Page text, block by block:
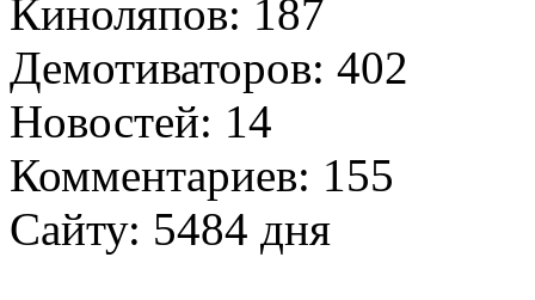
Киноляпов: 187
Демотиваторов: 402
Новостей: 14
Комментариев: 155
Сайту: 5484 дня